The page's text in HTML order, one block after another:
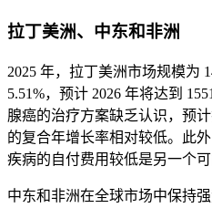
拉丁美洲、中东和非洲
2025 年，拉丁美洲市场规模为
5.51%，预计 2026 年将达到
腺癌的治疗方案缺乏认识，预
的复合年增长率相对较低。此
疾病的自付费用较低是另一个
中东和非洲在全球市场中保持